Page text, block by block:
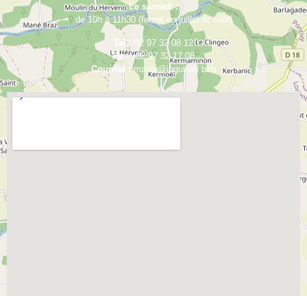
Le samedi :
de 10h à 11h30 (fermé en juillet et août)
Tel :
02 97 32 08 12
Fax :02 97 32 17 08
Courriel : mairie@inguiniel.bzh